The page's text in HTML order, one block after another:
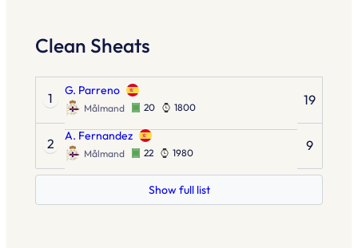
Clean Sheats
1 G. Parreno
Målmand 20 1800 19
2 A. Fernandez
Målmand 22 1980 9
Show full list